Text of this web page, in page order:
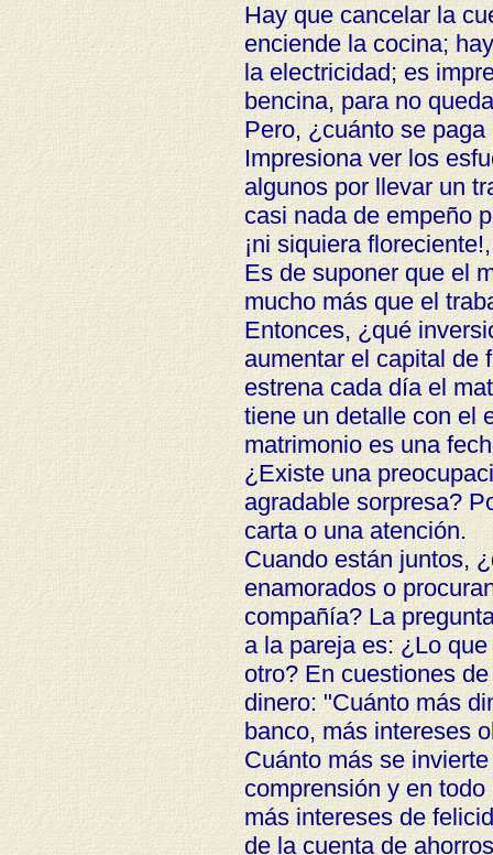
Hay que cancelar la
enciende la cocina;
la electricidad; es
bencina, para no
Pero, ¿cuánto se
Impresiona ver los
algunos por llevar un
casi nada de empeño
¡ni siquiera
Es de suponer que el
mucho más que el
Entonces, ¿qué
aumentar el capital de
estrena cada día el
tiene un detalle con el
matrimonio es una
¿Existe una
agradable sorpresa?
carta o una atención.
Cuando están juntos,
enamorados o
compañía? La
a la pareja es: ¿Lo
otro? En cuestiones
dinero: "Cuánto más
banco, más intereses
Cuánto más se
comprensión y en
más intereses de
de la cuenta de